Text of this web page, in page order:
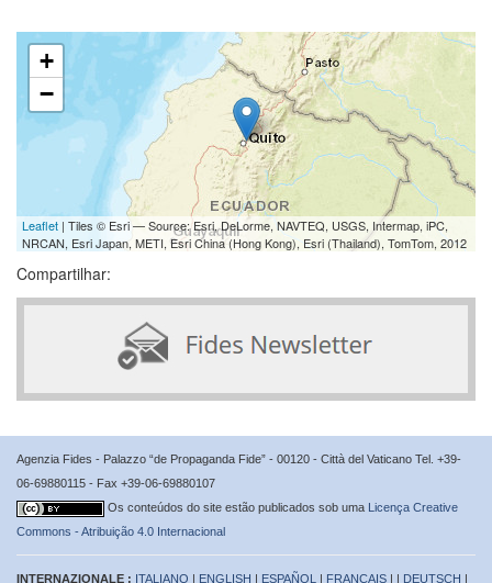
+
−
Leaflet | Tiles © Esri — Source: Esri, DeLorme, NAVTEQ, USGS, Intermap, iPC,
NRCAN, Esri Japan, METI, Esri China (Hong Kong), Esri (Thailand), TomTom, 2012
Compartilhar:
Agenzia Fides - Palazzo “de Propaganda Fide” - 00120 - Città del Vaticano Tel. +39-
06-69880115 - Fax +39-06-69880107
Os conteúdos do site estão publicados sob uma Licença Creative
Commons - Atribuição 4.0 Internacional
INTERNAZIONALE : ITALIANO | ENGLISH | ESPAÑOL | FRANÇAIS | | DEUTSCH |